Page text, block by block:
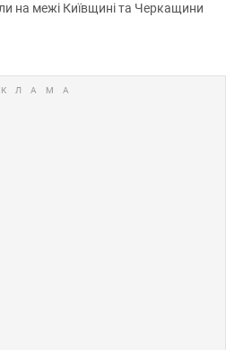
на межі Київщині та Черкащини